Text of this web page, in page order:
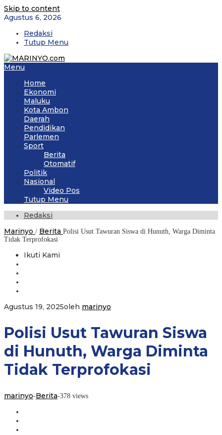
Skip to content
Agustus 6, 2026
Redaksi
Tutup Menu
Menu
Home
Ekonomi
Maluku
Kota Ambon
Daerah
Pendidikan
Parlemen
Sport
Berita
Otomatif
Politik
Nasional
Video Pos
Tutup Menu
Redaksi
Marinyo / Berita Polisi Usut Tawuran Siswa di Hunuth, Warga Diminta
Tidak Terprofokasi
Ikuti Kami
Agustus 19, 2025oleh marinyo
Polisi Usut Tawuran Siswa
di Hunuth, Warga Diminta
Tidak Terprofokasi
marinyo-Berita-378 views